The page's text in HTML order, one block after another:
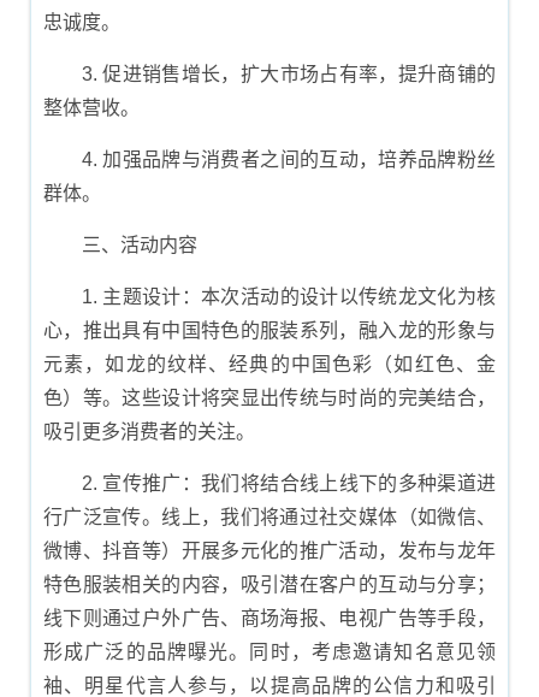
忠诚度。
3. 促进销售增长，扩大市场占有率，提升商铺的
整体营收。
4. 加强品牌与消费者之间的互动，培养品牌粉丝
群体。
三、活动内容
1. 主题设计：本次活动的设计以传统龙文化为核
心，推出具有中国特色的服装系列，融入龙的形象与
元素，如龙的纹样、经典的中国色彩（如红色、金
色）等。这些设计将突显出传统与时尚的完美结合，
吸引更多消费者的关注。
2. 宣传推广：我们将结合线上线下的多种渠道进
行广泛宣传。线上，我们将通过社交媒体（如微信、
微博、抖音等）开展多元化的推广活动，发布与龙年
特色服装相关的内容，吸引潜在客户的互动与分享；
线下则通过户外广告、商场海报、电视广告等手段，
形成广泛的品牌曝光。同时，考虑邀请知名意见领
袖、明星代言人参与，以提高品牌的公信力和吸引